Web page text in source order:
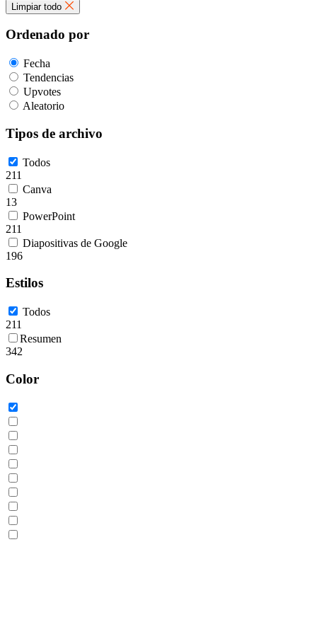
Limpiar todo
Ordenado por
Fecha
Tendencias
Upvotes
Aleatorio
Tipos de archivo
Todos
211
Canva
13
PowerPoint
211
Diapositivas de Google
196
Estilos
Todos
211
Resumen
342
Color